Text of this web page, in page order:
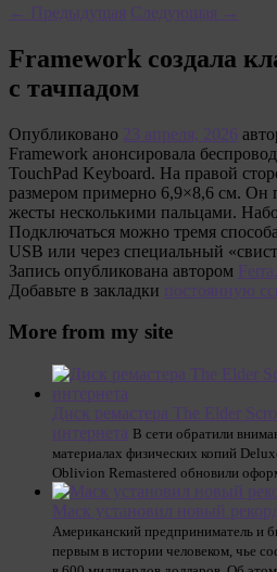
← Предыдущая Следующая →
Framework создала
с тачпадом
Опубликовано 23 апреля, 2026
Framework анонсировала
TouchPad Keyboard. На правой
размером примерно 6,9×8,6 см. Он
жесты несколькими пальцами.
Подключаться можно тремя
USB или через специальный
Запись опубликована автором
Добавьте в закладки постоянную
More from my site
Диск ремастера The Elder
интернета В сети обратили
материалах физических копий
Oblivion Remastered обновили
Маск установил новый
Американский предприниматель и
первым в истории человеком, чье